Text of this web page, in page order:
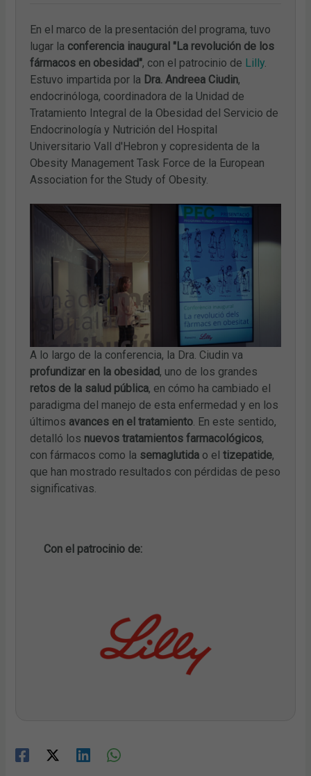
En el marco de la presentación del programa, tuvo
lugar la conferencia inaugural "La revolución de los
fármacos en obesidad", con el patrocinio de Lilly.
Estuvo impartida por la Dra. Andreea Ciudin,
endocrinóloga, coordinadora de la Unidad de
Tratamiento Integral de la Obesidad del Servicio de
Endocrinología y Nutrición del Hospital
Universitario Vall d'Hebron y copresidenta de la
Obesity Management Task Force de la European
Association for the Study of Obesity.
A lo largo de la conferencia, la Dra. Ciudin va
profundizar en la obesidad, uno de los grandes
retos de la salud pública, en cómo ha cambiado el
paradigma del manejo de esta enfermedad y en los
últimos avances en el tratamiento . En este sentido,
detalló los nuevos tratamientos farmacológicos,
con fármacos como la semaglutida o eltizepatide,
que han mostrado resultados con pérdidas de peso
significativas.
Con el patrocinio de: